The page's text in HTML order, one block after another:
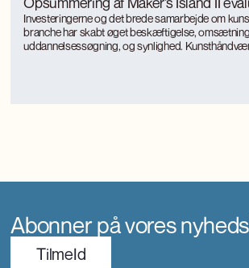
Investeringerne og det brede samarbejde om
branche har skabt øget beskæftigelse,
uddannelsessøgning, og synlighed.
Abonner på vores
TilmeId